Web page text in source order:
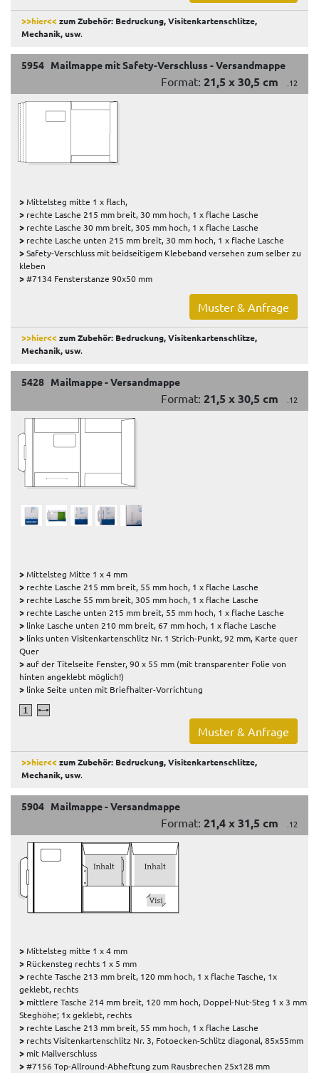
>>hier<<zum Zubehör: Bedruckung, Visitenkartenschlitze,
Mechanik, usw.
5954 Mailmappe mit Safety-Verschluss - Versandmappe
Format: 21,5 x 30,5 cm .12
>Mittelsteg mitte 1 x flach,
> rechte Lasche 215 mm breit, 30 mm hoch, 1 x flache Lasche
> rechte Lasche 30 mm breit, 305 mm hoch, 1 x flache Lasche
> rechte Lasche unten 215 mm breit, 30 mm hoch, 1 x flache Lasche
>Safety-Verschluss mit beidseitigem Klebeband versehen zum selber zu
kleben
>#7134 Fensterstanze 90x50 mm
Muster & Anfrage
>>hier<<zum Zubehör: Bedruckung, Visitenkartenschlitze,
Mechanik, usw.
5428 Mailmappe - Versandmappe
Format: 21,5 x 30,5 cm .12
>Mittelsteg Mitte 1 x 4 mm
> rechte Lasche 215 mm breit, 55 mm hoch, 1 x flache Lasche
> rechte Lasche 55 mm breit, 305 mm hoch, 1 x flache Lasche
> rechte Lasche unten 215 mm breit, 55 mm hoch, 1 x flache Lasche
> linke Lasche unten 210 mm breit, 67 mm hoch, 1 x flache Lasche
> links unten Visitenkartenschlitz Nr. 1 Strich-Punkt, 92 mm, Karte quer
Quer
>auf der Titelseite Fenster, 90 x 55 mm (mit transparenter Folie von
hinten angeklebt möglich!)
> linke Seite unten mit Briefhalter-Vorrichtung
Muster & Anfrage
>>hier<<zum Zubehör: Bedruckung, Visitenkartenschlitze,
Mechanik, usw.
5904 Mailmappe - Versandmappe
Format: 21,4 x 31,5 cm .12
>Mittelsteg mitte 1 x 4 mm
> Rückensteg rechts 1 x 5 mm
> rechte Tasche 213 mm breit, 120 mm hoch, 1 x flache Tasche, 1x
geklebt, rechts
> mittlere Tasche 214 mm breit, 120 mm hoch, Doppel-Nut-Steg 1 x 3 mm
Steghöhe; 1x geklebt, rechts
> rechte Lasche 213 mm breit, 55 mm hoch, 1 x flache Lasche
> rechts Visitenkartenschlitz Nr. 3, Fotoecken-Schlitz diagonal, 85x55mm
> mit Mailverschluss
>#7156 Top-Allround-Abheftung zum Rausbrechen 25x128 mm